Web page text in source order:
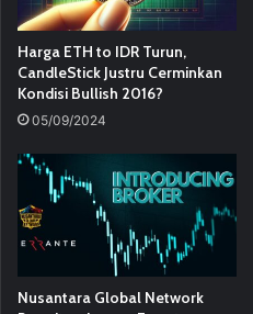
Harga ETH to IDR Turun,
CandleStick Justru Cerminkan
Kondisi Bullish 2016?
05/09/2024
Nusantara Global Network